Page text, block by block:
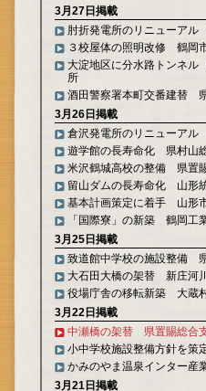
3月27日掲載
肘折発電所のリニューア
３校屋体の照明改修 鶴岡
大淀地区に分水路トンネ
所
酒田警察署本町交番建替
3月26日掲載
倉沢発電所のリニューア
遊学館の長寿命化 県村山
米沢鶴城高校の整備 県置
留山ダムの長寿命化 山形
基本計画策定に着手 山形
「国際寮」の新築 鶴岡工
3月25日掲載
致道館中学校の施設整備
大石田大橋の架替 新庄河
役場庁舎の移転新築 大蔵
3月22日掲載
中瀬橋の架替 県置賜総合
小中学校施設整備方針を
かみのやま温泉インター
3月21日掲載